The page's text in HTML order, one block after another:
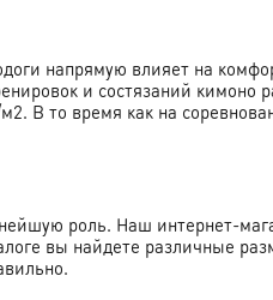
напрямую влияет на
и состязаний кимоно
В то время как на
роль. Наш интернет-
вы найдете различные